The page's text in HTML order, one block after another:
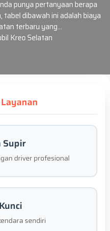
punya pertanyaan berapa
tabel dibawah ini adalah biaya
terbaru yang…
Kreo Selatan
Supir
driver profesional
sendiri